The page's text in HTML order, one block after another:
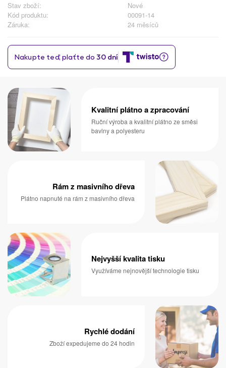
Stav zboží:
Nové
Kód produktu:
00091-14
Záruka:
24 měsíců
Kvalitní plátno a zpracování
Ruční výroba a kvalitní plátno ze směsi
bavlny a polyesteru
Rám z masivního dřeva
Plátno napnuté na rám z masivního dřeva
Nejvyšší kvalita tisku
Využíváme nejnovější technologie tisku
Rychlé dodání
Zboží expedujeme do 24 hodin